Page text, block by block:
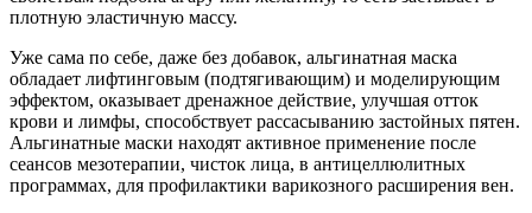
плотную эластичную массу.
Уже сама по себе, даже без добавок, альгинатная маска
обладает лифтинговым (подтягивающим) и моделирующим
эффектом, оказывает дренажное действие, улучшая отток
крови и лимфы, способствует рассасыванию застойных пятен.
Альгинатные маски находят активное применение после
сеансов мезотерапии, чисток лица, в антицеллюлитных
программах, для профилактики варикозного расширения вен.